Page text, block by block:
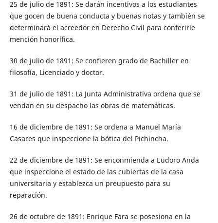
25 de julio de 1891: Se darán incentivos a los estudiantes
que gocen de buena conducta y buenas notas y también se
determinará el acreedor en Derecho Civil para conferirle
mención honorífica.
30 de julio de 1891: Se confieren grado de Bachiller en
filosofía, Licenciado y doctor.
31 de julio de 1891: La Junta Administrativa ordena que se
vendan en su despacho las obras de matemáticas.
16 de diciembre de 1891: Se ordena a Manuel María
Casares que inspeccione la bótica del Pichincha.
22 de diciembre de 1891: Se enconmienda a Eudoro Anda
que inspeccione el estado de las cubiertas de la casa
universitaria y establezca un preupuesto para su
reparación.
26 de octubre de 1891: Enrique Fara se posesiona en la